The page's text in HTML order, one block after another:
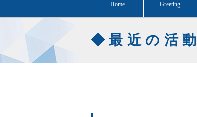
Home Greeting
最近の活動